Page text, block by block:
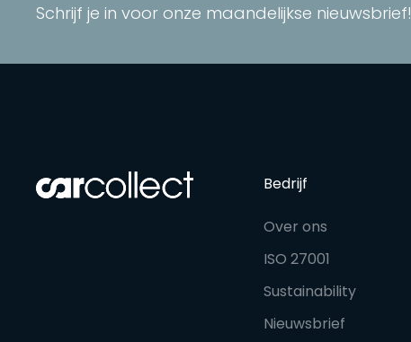
Schrijf je in voor onze maandelijkse nieuwsbrief!
Bedrijf
Over ons
ISO 27001
Sustainability
Nieuwsbrief